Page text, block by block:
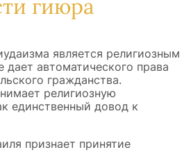
гиюра
является религиозным
автоматического права
гражданства.
религиозную
единственный довод к
признает принятие